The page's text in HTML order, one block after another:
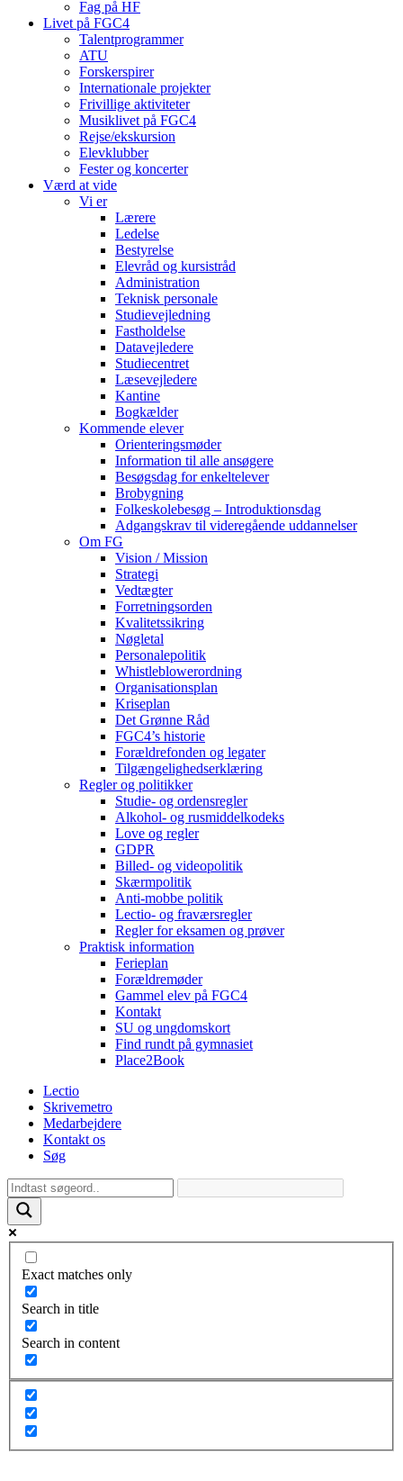
Fag på HF
Livet på FGC4
Talentprogrammer
ATU
Forskerspirer
Internationale projekter
Frivillige aktiviteter
Musiklivet på FGC4
Rejse/ekskursion
Elevklubber
Fester og koncerter
Værd at vide
Vi er
Lærere
Ledelse
Bestyrelse
Elevråd og kursistråd
Administration
Teknisk personale
Studievejledning
Fastholdelse
Datavejledere
Studiecentret
Læsevejledere
Kantine
Bogkælder
Kommende elever
Orienteringsmøder
Information til alle ansøgere
Besøgsdag for enkeltelever
Brobygning
Folkeskolebesøg – Introduktionsdag
Adgangskrav til videregående uddannelser
Om FG
Vision / Mission
Strategi
Vedtægter
Forretningsorden
Kvalitetssikring
Nøgletal
Personalepolitik
Whistleblowerordning
Organisationsplan
Kriseplan
Det Grønne Råd
FGC4’s historie
Forældrefonden og legater
Tilgængelighedserklæring
Regler og politikker
Studie- og ordensregler
Alkohol- og rusmiddelkodeks
Love og regler
GDPR
Billed- og videopolitik
Skærmpolitik
Anti-mobbe politik
Lectio- og fraværsregler
Regler for eksamen og prøver
Praktisk information
Ferieplan
Forældremøder
Gammel elev på FGC4
Kontakt
SU og ungdomskort
Find rundt på gymnasiet
Place2Book
Lectio
Skrivemetro
Medarbejdere
Kontakt os
Søg
Exact matches only
Search in title
Search in content